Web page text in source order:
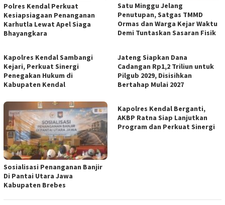
Polres Kendal Perkuat
Kesiapsiagaan Penanganan
Karhutla Lewat Apel Siaga
Bhayangkara
Satu Minggu Jelang
Penutupan, Satgas TMMD
Ormas dan Warga Kejar Waktu
Demi Tuntaskan Sasaran Fisik
Kapolres Kendal Sambangi
Kejari, Perkuat Sinergi
Penegakan Hukum di
Kabupaten Kendal
Jateng Siapkan Dana
Cadangan Rp1,2 Triliun untuk
Pilgub 2029, Disisihkan
Bertahap Mulai 2027
Sosialisasi Penanganan Banjir
Di Pantai Utara Jawa
Kabupaten Brebes
Kapolres Kendal Berganti,
AKBP Ratna Siap Lanjutkan
Program dan Perkuat Sinergi